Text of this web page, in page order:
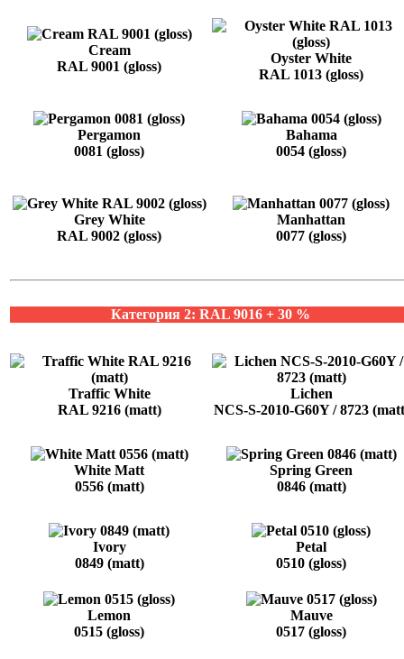
Cream
RAL 9001 (gloss)
Oyster White
RAL 1013 (gloss)
Pergamon
0081 (gloss)
Bahama
0054 (gloss)
Grey White
RAL 9002 (gloss)
Manhattan
0077 (gloss)
Категория 2: RAL 9016 + 30 %
Traffic White
RAL 9216 (matt)
Lichen
NCS-S-2010-G60Y / 8723
White Matt
0556 (matt)
Spring Green
0846 (matt)
Ivory
0849 (matt)
Petal
0510 (gloss)
Lemon
0515 (gloss)
Mauve
0517 (gloss)